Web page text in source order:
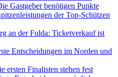
Gastgeber benötigen Punkte
der Top-Schützen
an der Fulda: Ticketverkauf ist
Entscheidungen im Norden und
ersten Finalisten stehen fest